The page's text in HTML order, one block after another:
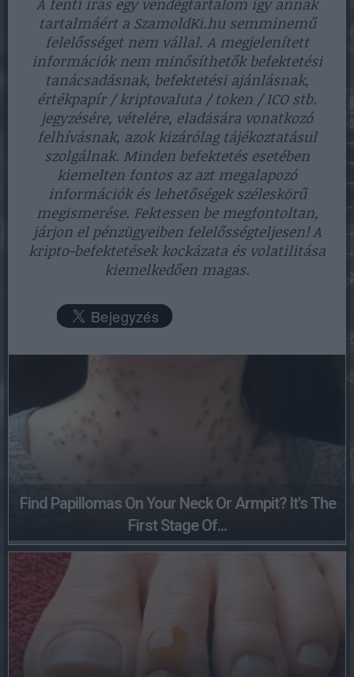
A fenti írás egy vendégtartalom így annak
tartalmáért a SzamoldKi.hu semminemű
felelősséget nem vállal. A megjelenített
információk nem minősíthetők befektetési
tanácsadásnak, befektetési ajánlásnak,
értékpapír / kriptovaluta / token / ICO stb.
jegyzésére, vételére, eladására vonatkozó
felhívásnak, azok kizárólag tájékoztatásul
szolgálnak. Minden befektetés esetében
kiemelten fontos az azt megalapozó
információk és lehetőségek széleskörű
megismerése. Fektessen be megfontoltan,
járjon el pénzügyeiben felelősségteljesen! A
kripto-befektetések kockázata és volatilitása
kiemelkedően magas.
Find Papillomas On Your Neck Or Armpit? It's The
First Stage Of...